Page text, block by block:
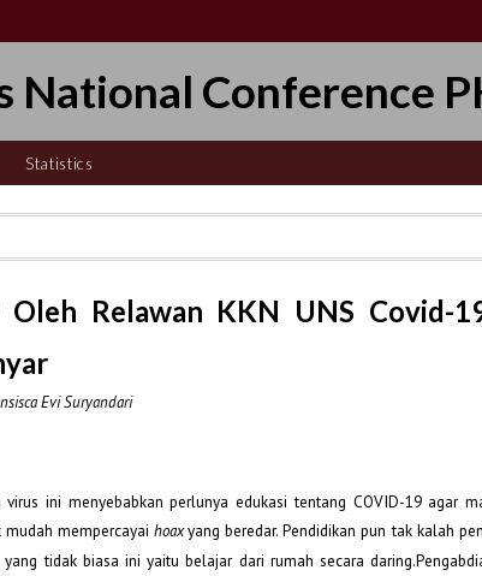
National Conference
Statistics
Relawan KKN UNS Covid-
Evi Suryandari
ini menyebabkan perlunya edukasi tentang COVID-19 agar
mudah mempercayaihoaxyang beredar. Pendidikan pun tak kalah
tidak biasa ini yaitu belajar dari rumah secara